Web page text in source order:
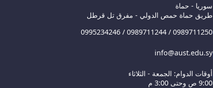
سوريا - حماة
طريق حماة حمص الدولي - مفرق تل قرطل
0995234246 / 0989711244 / 0989711250
info@aust.edu.sy
أوقات الدوام: الجمعة - الثلاثاء
9:00 ص وحتى 3:00 م